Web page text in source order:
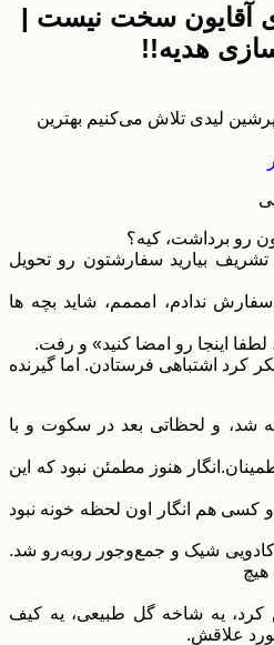
آقایون سخت نیست |
هدیه!!
پرشین لیدی تلاش می‌کنیم بهترین
رو برداشت، کیه؟
بیارید سفارشتون رو تحویل
ندادم، امممم، شاید بچه ها
اینجا رو امضا کنید» و رفت.
کرد اشتباهی فرستادن. اما گیرنده
شد، و لحظاتی بعد در سکوت و با
هنوز مطمئن نبود که این
و کسی هم انگار اون لحظه خونه نبود
کادویی شیک و جمع‌وجور روبه‌رو شد.
هیچ
کرد، یه شاخه گل طبیعی، یه کیف
علاقش.